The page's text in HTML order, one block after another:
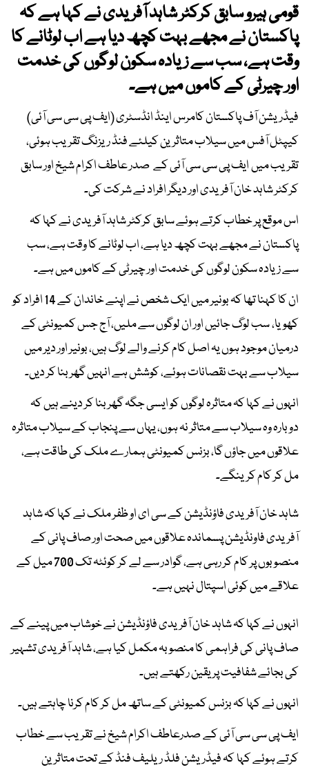
قومی ہیرو سابق کرکٹر شاہد آفریدی نے کہا ہے کہ
پاکستان نے مجھے بہت کچھ دیا ہے اب لوٹانے کا
وقت ہے، سب سے زیادہ سکون لوگوں کی خدمت
اور چیرٹی کے کاموں میں ہے۔
فیڈریشن آف پاکستان کامرس اینڈ انڈسٹری (ایف پی سی سی آئی)
کیپٹل آفس میں سیلاب متاثرین کیلئے فنڈ ریزنگ تقریب ہوئی،
تقریب میں ایف پی سی سی آئی کے صدر عاطف اکرام شیخ اور سابق
کرکٹر شاہد خان آفریدی اور دیگر افراد نے شرکت کی۔
اس موقع پر خطاب کرتے ہوئے سابق کرکٹر شاہد آفریدی نے کہا کہ
پاکستان نے مجھے بہت کچھ دیا ہے، اب لوٹانے کا وقت ہے، سب
سے زیادہ سکون لوگوں کی خدمت اور چیرٹی کے کاموں میں ہے۔
ان کا کہنا تھا کہ بونیر میں ایک شخص نے اپنے خاندان کے 14 افراد کو
کھویا، سب لوگ جائیں اور ان لوگوں سے ملیں، آج جس کمیونٹی کے
درمیان موجود ہوں یہ اصل کام کرنے والے لوگ ہیں، بونیر اور دیر میں
سیلاب سے بہت نقصانات ہوئے، کوشش ہے انہیں گھر بنا کر دیں۔
انہوں نے کہا کہ متاثرہ لوگوں کو ایسی جگہ گھر بنا کر دینے ہیں کہ
دوبارہ وہ سیلاب سے متاثر نہ ہوں، یہاں سے پنجاب کے سیلاب متاثرہ
علاقوں میں جاؤں گا، بزنس کمیونٹی ہمارے ملک کی طاقت ہے،
مل کر کام کرینگے۔
شاہد خان آفریدی فاؤنڈیشن کے سی ای او ظفر ملک نے کہا کہ شاہد
آفریدی فاونڈیشن پسماندہ علاقوں میں صحت اور صاف پانی کے
منصوبوں پر کام کر رہی ہے، گوادر سے لے کر کوئٹہ تک 700 میل کے
علاقے میں کوئی اسپتال نہیں ہے۔
انہوں نے کہا کہ شاہد خان آفریدی فاؤنڈیشن نے خوشاب میں پینے کے
صاف پانی کی فراہمی کا منصوبہ مکمل کیا ہے، شاہد آفریدی تشہیر
کی بجائے شفافیت پر یقین رکھتے ہیں۔
انہوں نے کہا کہ بزنس کمیونٹی کے ساتھ مل کر کام کرنا چاہتے ہیں۔
ایف پی سی سی آئی کے صدرعاطف اکرام شیخ نے تقریب سے خطاب
کرتے ہوئے کہا کہ فیڈریشن فلڈ ریلیف فنڈ کے تحت متاثرین